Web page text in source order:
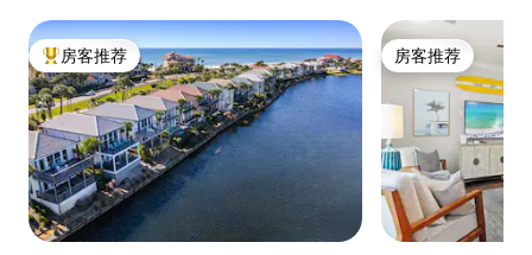
热门「房客推荐」
房客推荐 房客推荐
房客推荐